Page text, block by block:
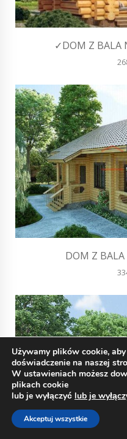
✓DOM Z BALA
DOM Z BALA
Używamy plików cookie,
doświadczenie na naszej
W ustawieniach możesz
plikach cookie
lub je wyłączyć lub je
Akceptuj wszystkie